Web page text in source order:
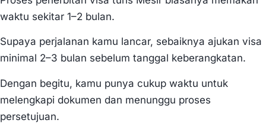
waktu sekitar 1–2 bulan.
Supaya perjalanan kamu lancar, sebaiknya ajukan visa
minimal 2–3 bulan sebelum tanggal keberangkatan.
Dengan begitu, kamu punya cukup waktu untuk
melengkapi dokumen dan menunggu proses
persetujuan.